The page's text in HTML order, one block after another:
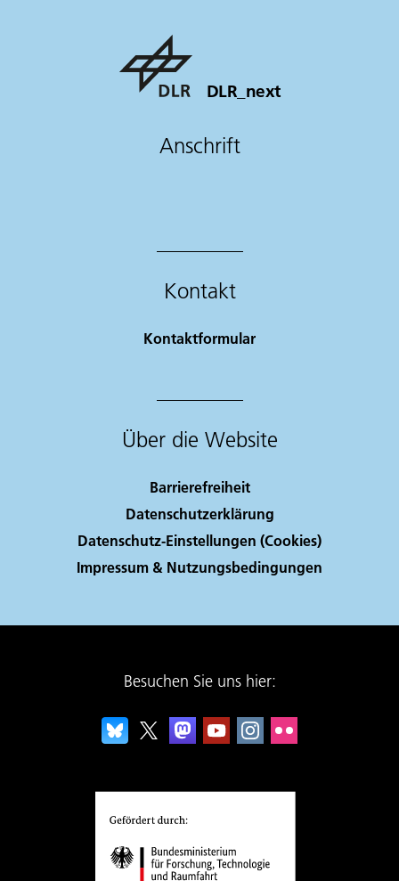
DLR_next
Anschrift
Kontakt
Kontaktformular
Über die Website
Barrierefreiheit
Datenschutzerklärung
Datenschutz-Einstellungen (Cookies)
Impressum & Nutzungsbedingungen
Besuchen Sie uns hier: